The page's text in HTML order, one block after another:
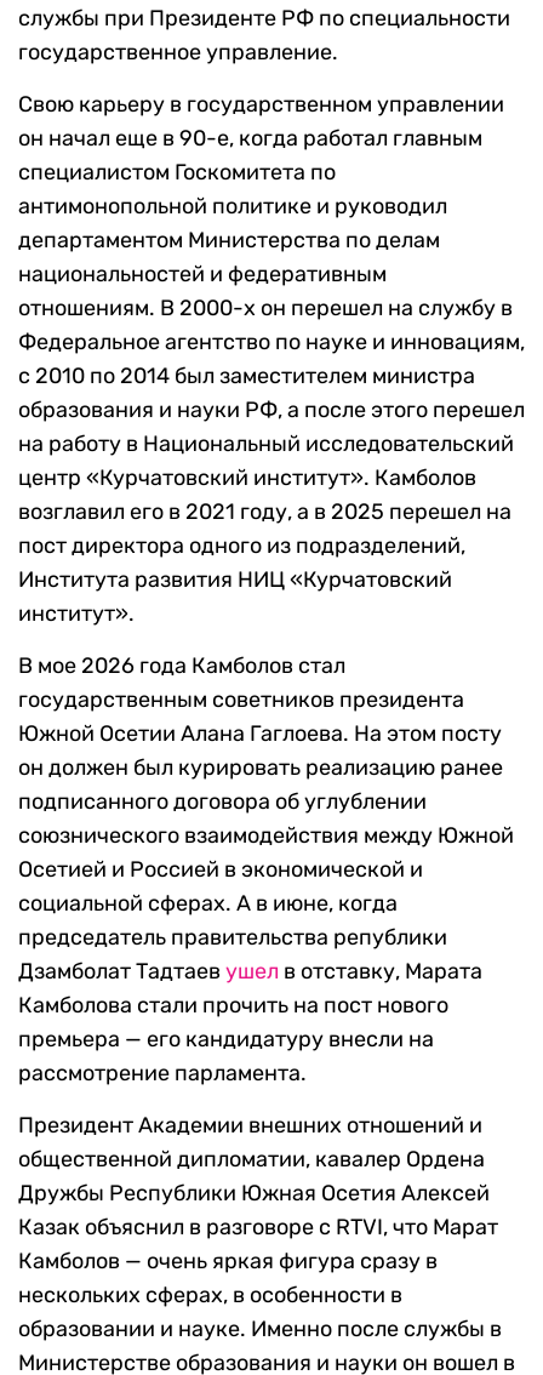
службы при Президенте РФ по специальности
государственное управление.
Свою карьеру в государственном управлении
он начал еще в 90-е, когда работал главным
специалистом Госкомитета по
антимонопольной политике и руководил
департаментом Министерства по делам
национальностей и федеративным
отношениям. В 2000-х он перешел на службу в
Федеральное агентство по науке и инновациям,
с 2010 по 2014 был заместителем министра
образования и науки РФ, а после этого перешел
на работу в Национальный исследовательский
центр «Курчатовский институт». Камболов
возглавил его в 2021 году, а в 2025 перешел на
пост директора одного из подразделений,
Института развития НИЦ «Курчатовский
институт».
В мое 2026 года Камболов стал
государственным советников президента
Южной Осетии Алана Гаглоева. На этом посту
он должен был курировать реализацию ранее
подписанного договора об углублении
союзнического взаимодействия между Южной
Осетией и Россией в экономической и
социальной сферах. А в июне, когда
председатель правительства републики
Дзамболат Тадтаев ушел в отставку, Марата
Камболова стали прочить на пост нового
премьера — его кандидатуру внесли на
рассмотрение парламента.
Президент Академии внешних отношений и
общественной дипломатии, кавалер Ордена
Дружбы Республики Южная Осетия Алексей
Казак объяснил в разговоре с RTVI, что Марат
Камболов — очень яркая фигура сразу в
нескольких сферах, в особенности в
образовании и науке. Именно после службы в
Министерстве образования и науки он вошел в